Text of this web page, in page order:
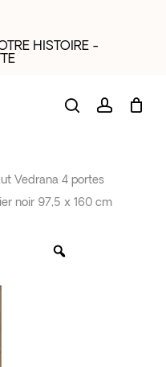
HISTOIRE -
searchaccount
Vedrana 4 portes
noir 97,5 x 160 cm